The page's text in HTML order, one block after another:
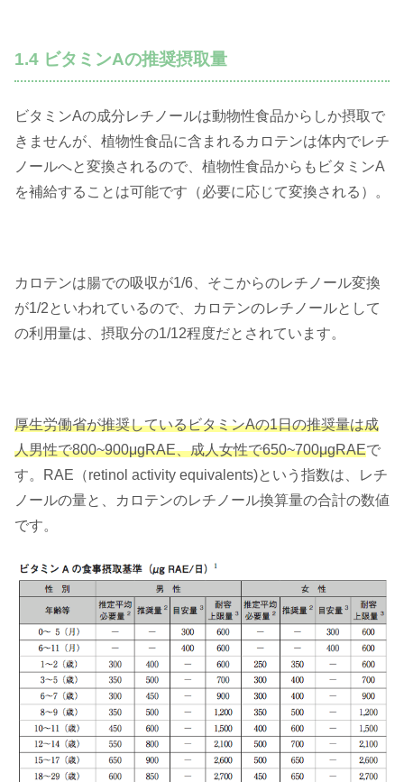
1.4 ビタミンAの推奨摂取量
ビタミンAの成分レチノールは動物性食品からしか摂取で
きませんが、植物性食品に含まれるカロテンは体内でレチ
ノールへと変換されるので、植物性食品からもビタミンA
を補給することは可能です（必要に応じて変換される）。
カロテンは腸での吸収が1/6、そこからのレチノール変換
が1/2といわれているので、カロテンのレチノールとして
の利用量は、摂取分の1/12程度だとされています。
厚生労働省が推奨しているビタミンAの1日の推奨量は成
人男性で800~900μgRAE、成人女性で650~700μgRAEで
す。RAE（retinol activity equivalents)という指数は、レチ
ノールの量と、カロテンのレチノール換算量の合計の数値
です。